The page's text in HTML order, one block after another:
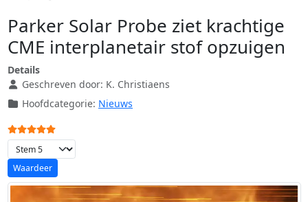
Parker Solar Probe ziet krachtige
CME interplanetair stof opzuigen
Details
Geschreven door: K. Christiaens
Hoofdcategorie: Nieuws
Gebruikerswaardering:
Voeg waardering toe